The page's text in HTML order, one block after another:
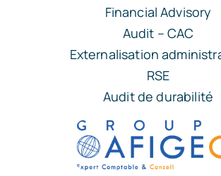
Financial Advisory
Audit – CAC
Externalisation
RSE
Audit de durabilité